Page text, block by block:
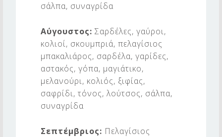
σάλπα, συναγρίδα
Αύγουστος:Σαρδέλες, γαύροι,
κολιοί, σκουμπριά, πελαγίσιος
μπακαλιάρος, σαρδέλα, γαρίδες,
αστακός, γόπα, μαγιάτικο,
μελανούρι, κολιός, ξιφίας,
σαφρίδι, τόνος, λούτσος, σάλπα,
συναγρίδα
Σεπτέμβριος: Πελαγίσιος